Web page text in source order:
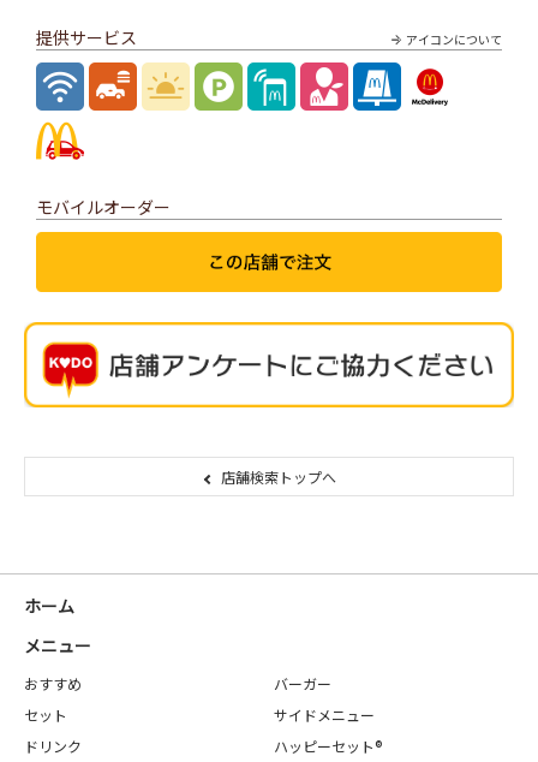
アイコンについて
提供サービス
モバイルオーダー
店舗検索トップへ
ホーム
メニュー
おすすめ
バーガー
セット
サイドメニュー
ドリンク
ハッピーセット®